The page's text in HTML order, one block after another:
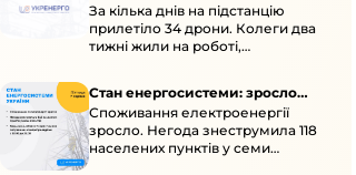
окупація
За кілька днів на підстанцію
прилетіло 34 дрони. Колеги два
тижні жили на роботі,
Стан енергосистеми: зросло
споживання через негоду
Споживання електроенергії
зросло. Негода знеструмила 118
населених пунктів у семи
областях. Обмежте